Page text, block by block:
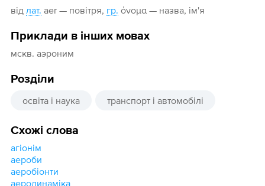
від лат. aer — повітря, гр. όνομα — назва, ім'я
Приклади в інших мовах
мскв. аэроним
Розділи
освіта і наука транспорт і автомобілі
Схожі слова
агіонім
аероби
аеробіонти
аеродинаміка